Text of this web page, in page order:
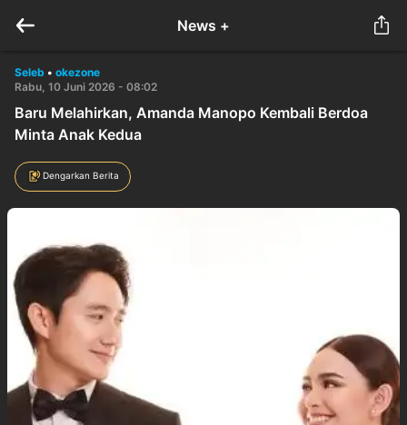
News +
Seleb • okezone
Rabu, 10 Juni 2026 - 08:02
Baru Melahirkan, Amanda Manopo Kembali Berdoa
Minta Anak Kedua
Dengarkan Berita